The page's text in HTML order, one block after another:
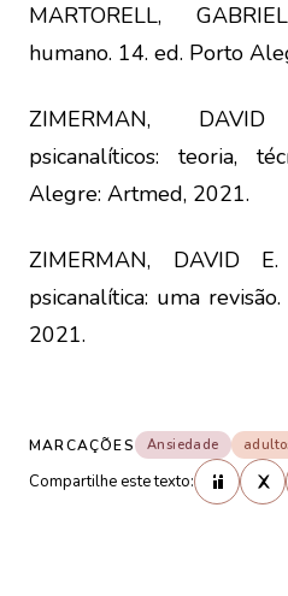
MARTORELL,
humano. 14. ed. Porto
ZIMERMAN,
psicanalíticos: teoria,
Alegre: Artmed, 2021.
ZIMERMAN, DAVID
psicanalítica: uma
2021.
MARCAÇÕES Ansiedade
Compartilhe este texto: